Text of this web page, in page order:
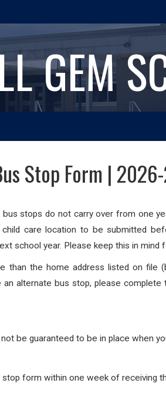
GEM
Stop Form |
stops do not carry over from one
care location to be submitted
school year. Please keep this in mind
the home address listed on file
an alternate bus stop, please complete
be guaranteed to be in place when
form within one week of receiving